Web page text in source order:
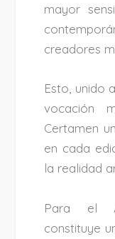
mayor
creadores
Esto, unido
vocación
Certamen
en cada
la realidad
Para el
constituye